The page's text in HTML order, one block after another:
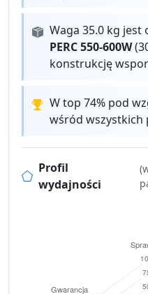
Waga 35.0 kg jest
PERC 550-600W
konstrukcję
W top 74% pod
wśród wszystkich
Profil
wydajności